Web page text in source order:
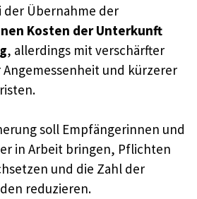
der Übernahme der
Kosten der Unterkunft
, allerdings mit verschärfter
und kürzerer
soll Empfängerinnen und
in Arbeit bringen, Pflichten
und die Zahl der
reduzieren.